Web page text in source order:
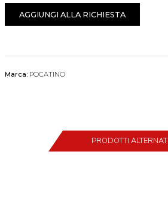
AGGIUNGI ALLA RICHIESTA
Marca: POCATINO
PRODOTTI